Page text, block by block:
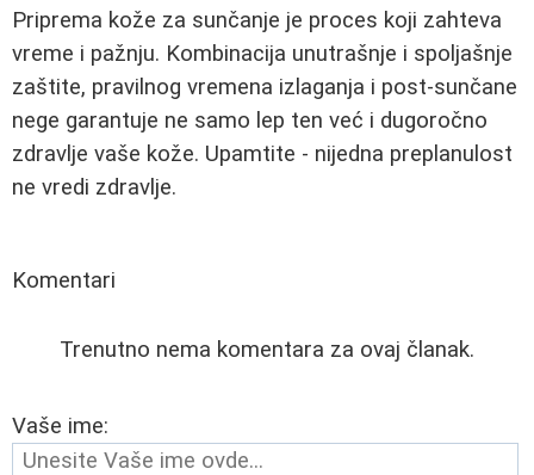
Priprema kože za sunčanje je proces koji zahteva
vreme i pažnju. Kombinacija unutrašnje i spoljašnje
zaštite, pravilnog vremena izlaganja i post-sunčane
nege garantuje ne samo lep ten već i dugoročno
zdravlje vaše kože. Upamtite - nijedna preplanulost
ne vredi zdravlje.
Komentari
Trenutno nema komentara za ovaj članak.
Vaše ime: